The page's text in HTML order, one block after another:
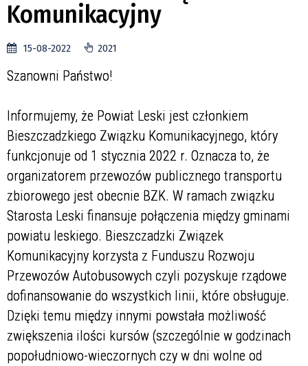
Komunikacyjny
15-08-2022 2021
Szanowni Państwo!
Informujemy, że Powiat Leski jest członkiem
Bieszczadzkiego Związku Komunikacyjnego, który
funkcjonuje od 1 stycznia 2022 r. Oznacza to, że
organizatorem przewozów publicznego transportu
zbiorowego jest obecnie BZK. W ramach związku
Starosta Leski finansuje połączenia między gminami
powiatu leskiego. Bieszczadzki Związek
Komunikacyjny korzysta z Funduszu Rozwoju
Przewozów Autobusowych czyli pozyskuje rządowe
dofinansowanie do wszystkich linii, które obsługuje.
Dzięki temu między innymi powstała możliwość
zwiększenia ilości kursów (szczególnie w godzinach
popołudniowo-wieczornych czy w dni wolne od